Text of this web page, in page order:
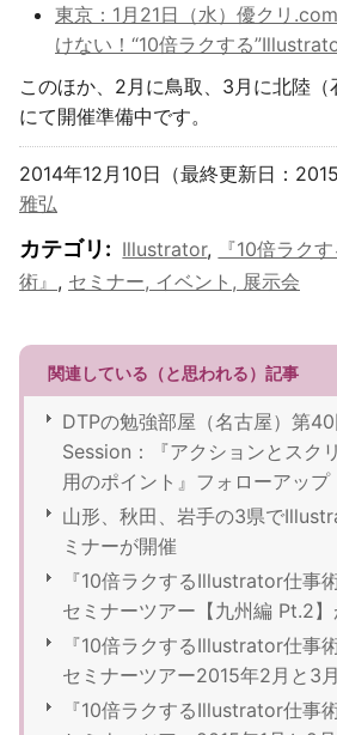
東京：1月21日（水）優クリ
けない！“10倍ラクする
このほか、2月に鳥取、3月に北陸（
にて開催準備中です。
2014年12月10日（最終更新日：
雅弘
カテゴリ : Illustrator,
『10倍ラク
術』 , セミナー, イベント, 展示会
関連している（と思われる）記事
DTPの勉強部屋（名古屋）第
Session：『アクションとスク
用のポイント』フォローアップ
山形、秋田、岩手の3県で
ミナーが開催
『10倍ラクするIllustrator仕事
セミナーツアー【九州編 Pt.2】
『10倍ラクするIllustrator仕事
セミナーツアー2015年2月と3
『10倍ラクするIllustrator仕事